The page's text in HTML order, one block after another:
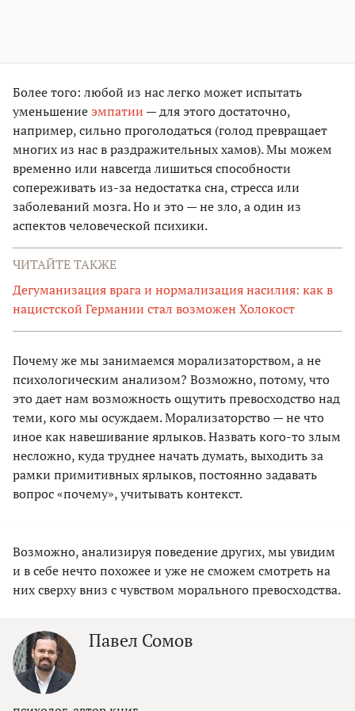
Более того: любой из нас легко может испытать
уменьшениеэмпатии — для этого достаточно,
например, сильно проголодаться (голод превращает
многих из нас в раздражительных хамов). Мы можем
временно или навсегда лишиться способности
сопереживать из-за недостатка сна, стресса или
заболеваний мозга. Но и это — не зло, а один из
аспектов человеческой психики.
ЧИТАЙТЕ ТАКЖЕ
Дегуманизация врага и нормализация насилия: как в
нацистской Германии стал возможен Холокост
Почему же мы занимаемся морализаторством, а не
психологическим анализом? Возможно, потому, что
это дает нам возможность ощутить превосходство над
теми, кого мы осуждаем. Морализаторство — не что
иное как навешивание ярлыков. Назвать кого-то злым
несложно, куда труднее начать думать, выходить за
рамки примитивных ярлыков, постоянно задавать
вопрос «почему», учитывать контекст.
Возможно, анализируя поведение других, мы увидим
и в себе нечто похожее и уже не сможем смотреть на
них сверху вниз с чувством морального превосходства.
Павел Сомов